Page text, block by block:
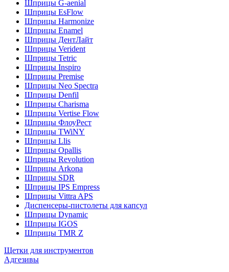
Шприцы G-aenial
Шприцы EsFlow
Шприцы Harmonize
Шприцы Enamel
Шприцы ДентЛайт
Шприцы Verident
Шприцы Tetric
Шприцы Inspiro
Шприцы Premise
Шприцы Neo Spectra
Шприцы Denfil
Шприцы Charisma
Шприцы Vertise Flow
Шприцы ФлоуРест
Шприцы TWiNY
Шприцы Llis
Шприцы Opallis
Шприцы Revolution
Шприцы Arkona
Шприцы SDR
Шприцы IPS Empress
Шприцы Vittra APS
Диспенсеры-пистолеты для капсул
Шприцы Dynamic
Шприцы IGOS
Шприцы TMR Z
Щетки для инструментов
Адгезивы